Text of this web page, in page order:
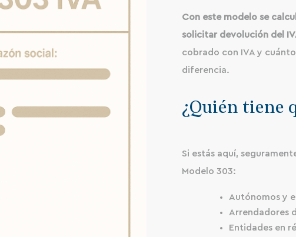
Con este modelo se
solicitar devolución del
cobrado con IVA y
diferencia.
¿Quién tiene
Si estás aquí,
Modelo 303:
Autónomos y
Arrendadores
Entidades en